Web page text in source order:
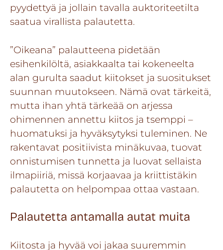
pyydettyä ja jollain tavalla auktoriteetilta
saatua virallista palautetta.
”Oikeana” palautteena pidetään
esihenkilöltä, asiakkaalta tai kokeneelta
alan gurulta saadut kiitokset ja suositukset
suunnan muutokseen. Nämä ovat tärkeitä,
mutta ihan yhtä tärkeää on arjessa
ohimennen annettu kiitos ja tsemppi –
huomatuksi ja hyväksytyksi tuleminen. Ne
rakentavat positiivista minäkuvaa, tuovat
onnistumisen tunnetta ja luovat sellaista
ilmapiiriä, missä korjaavaa ja kriittistäkin
palautetta on helpompaa ottaa vastaan.
Palautetta antamalla autat muita
Kiitosta ja hyvää voi jakaa suuremmin